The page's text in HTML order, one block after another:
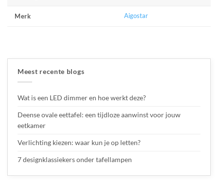
Merk Aigostar
Meest recente blogs
Wat is een LED dimmer en hoe werkt deze?
Deense ovale eettafel: een tijdloze aanwinst voor jouw
eetkamer
Verlichting kiezen: waar kun je op letten?
7 designklassiekers onder tafellampen